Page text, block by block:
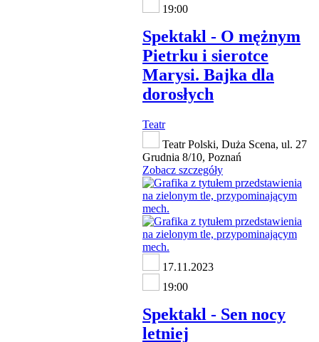
19:00
Spektakl - O mężnym
Pietrku i sierotce
Marysi. Bajka dla
dorosłych
Teatr
Teatr Polski, Duża Scena, ul. 27
Grudnia 8/10, Poznań
Zobacz szczegóły
17.11.2023
19:00
Spektakl - Sen nocy
letniej